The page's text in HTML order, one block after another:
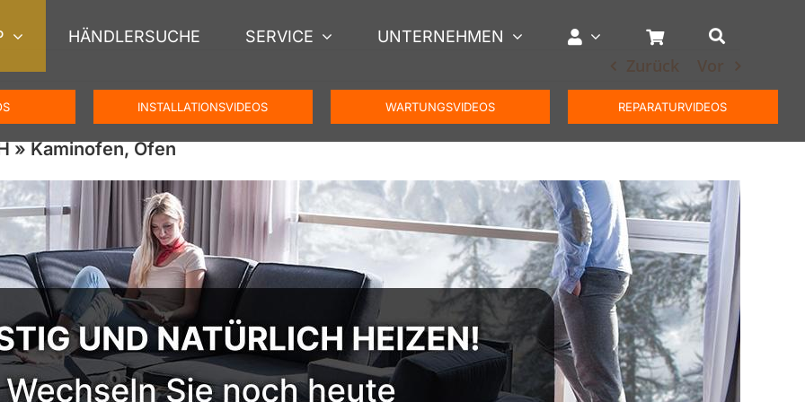
HÄNDLERSUCHE SERVICE UNTERNEHMEN
INSTALLATIONSVIDEOS WARTUNGSVIDEOS REPARATURVIDEOS
Zurück Vor
» Kaminofen, Ofen